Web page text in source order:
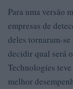
Para uma versão
empresas de
deles tornaram-
decidir qual será
Technologies
melhor